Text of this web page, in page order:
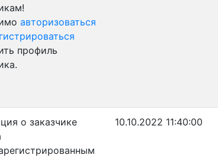
авторизоваться
профиль
о заказчике
10.10.2022 11:40:00